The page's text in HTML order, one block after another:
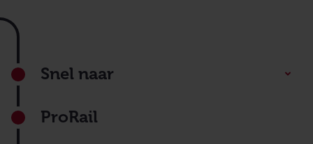
Footer
Snel naar
ProRail